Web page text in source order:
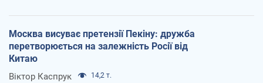
Москва висуває претензії Пекіну: дружба
перетворюється на залежність Росії від
Китаю
Віктор Каспрук 14,2 т.